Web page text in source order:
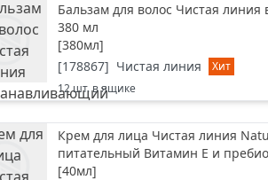
Бальзам для волос Чистая
380 мл
[380мл]
[178867] Чистая линия
Хит
12шт. в ящике
Крем для лица Чистая линия
питательный Витамин Е и
[40мл]